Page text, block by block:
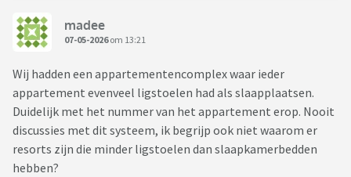
madee
07-05-2026om 13:21
Wij hadden een appartementencomplex waar ieder
appartement evenveel ligstoelen had als slaapplaatsen.
Duidelijk met het nummer van het appartement erop. Nooit
discussies met dit systeem, ik begrijp ook niet waarom er
resorts zijn die minder ligstoelen dan slaapkamerbedden
hebben?